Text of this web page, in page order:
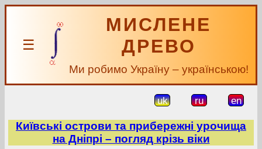
☰
МИСЛЕНЕ
ДРЕВО
Ми робимо Україну – українською!
uk ru en
Київські острови та прибережні урочища
на Дніпрі – погляд крізь віки